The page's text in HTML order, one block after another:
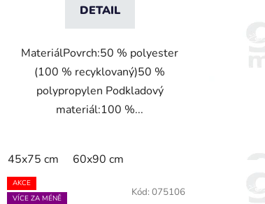
DETAIL
MateriálPovrch:50 % polyester
(100 % recyklovaný)50 %
polypropylen Podkladový
materiál:100 %...
45x75 cm 60x90 cm
AKCE
VÍCE ZA MÉNĚ
Kód: 075106